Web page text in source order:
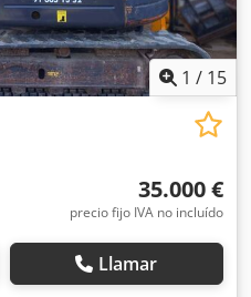
1 / 15
35.000 €
precio fijo IVA no incluído
Llamar